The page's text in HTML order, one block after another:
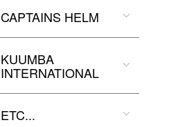
CAPTAINS HELM
KUUMBA
INTERNATIONAL
ETC...